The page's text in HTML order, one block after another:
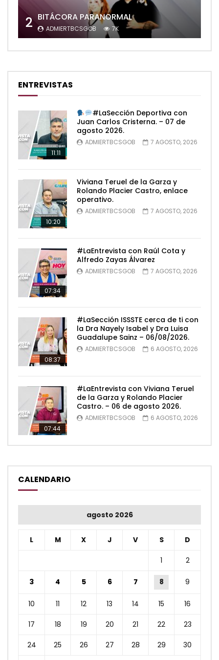
2 BITÁCORA PARANORMAL
ADMIERTBCSGOB 7K
ENTREVISTAS
11:11
#LaSección Deportiva con
Juan Carlos Cristerna. – 07 de
agosto 2026.
ADMIERTBCSGOB 7 AGOSTO, 2026
10:20
Viviana Teruel de la Garza y
Rolando Placier Castro, enlace
operativo.
ADMIERTBCSGOB 7 AGOSTO, 2026
07:34
#LaEntrevista con Raúl Cota y
Alfredo Zayas Álvarez
ADMIERTBCSGOB 7 AGOSTO, 2026
08:37
#LaSección ISSSTE cerca de ti con
la Dra Nayely Isabel y Dra Luisa
Guadalupe Sainz – 06/08/2026.
ADMIERTBCSGOB 6 AGOSTO, 2026
07:44
#LaEntrevista con Viviana Teruel
de la Garza y Rolando Placier
Castro. – 06 de agosto 2026.
ADMIERTBCSGOB 6 AGOSTO, 2026
CALENDARIO
agosto 2026
L M X J V S D
1 2
3 4 5 6 7 8 9
10 11 12 13 14 15 16
17 18 19 20 21 22 23
24 25 26 27 28 29 30